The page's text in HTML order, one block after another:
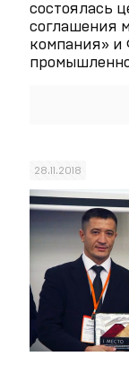
состоялась
соглашения
компания» и
28.11.2018